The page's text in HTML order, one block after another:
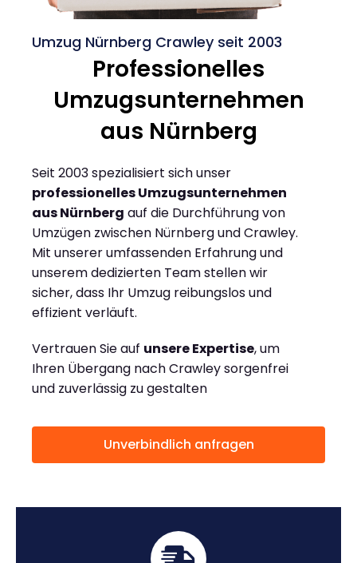
Umzug Nürnberg Crawley seit 2003
Professionelles
Umzugsunternehmen
aus Nürnberg
Seit 2003 spezialisiert sich unser
professionelles Umzugsunternehmen
aus Nürnberg auf die Durchführung von
Umzügen zwischen Nürnberg und Crawley.
Mit unserer umfassenden Erfahrung und
unserem dedizierten Team stellen wir
sicher, dass Ihr Umzug reibungslos und
effizient verläuft.
Vertrauen Sie auf unsere Expertise, um
Ihren Übergang nach Crawley sorgenfrei
und zuverlässig zu gestalten
Unverbindlich anfragen